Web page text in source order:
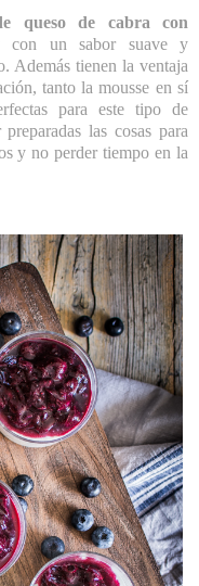
queso de cabra con
con un sabor suave y
Además tienen la ventaja
tanto la mousse en sí
para este tipo de
las cosas para
y no perder tiempo en la